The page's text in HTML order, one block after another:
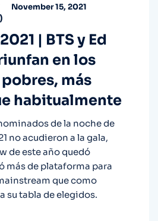
November 15, 2021
)
| BTS y Ed
en los
más
habitualmente
de la noche de
no acudieron a la gala,
de este año quedó
más de plataforma para
que como
su tabla de elegidos.